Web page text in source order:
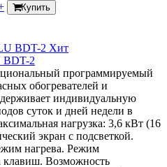
Купить
Хит
BDT-2
программируемый
обогревателей и
индивидуальную
суток и дней недели в
нагрузка: 3,6 кВт (16
экран с подсветкой.
нагрева. Режим
клавиш. Возможность